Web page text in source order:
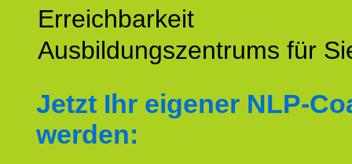
Erreichbarkeit
Ausbildungszentrums für
Jetzt Ihr eigener NLP-
werden: